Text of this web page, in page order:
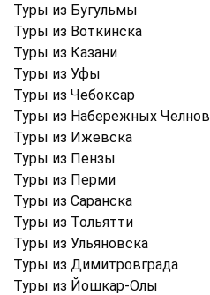
Туры из Бугульмы
Туры из Воткинска
Туры из Казани
Туры из Уфы
Туры из Чебоксар
Туры из Набережных Челнов
Туры из Ижевска
Туры из Пензы
Туры из Перми
Туры из Саранска
Туры из Тольятти
Туры из Ульяновска
Туры из Димитровграда
Туры из Йошкар-Олы